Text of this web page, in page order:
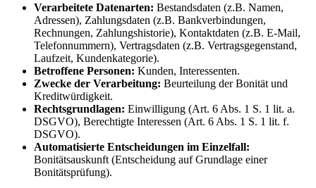
Verarbeitete Datenarten: Bestandsdaten (z.B. Namen,
Adressen), Zahlungsdaten (z.B. Bankverbindungen,
Rechnungen, Zahlungshistorie), Kontaktdaten (z.B. E-Mail,
Telefonnummern), Vertragsdaten (z.B. Vertragsgegenstand,
Laufzeit, Kundenkategorie).
Betroffene Personen: Kunden, Interessenten.
Zwecke der Verarbeitung: Beurteilung der Bonität und
Kreditwürdigkeit.
Rechtsgrundlagen: Einwilligung (Art. 6 Abs. 1 S. 1 lit. a.
DSGVO), Berechtigte Interessen (Art. 6 Abs. 1 S. 1 lit. f.
DSGVO).
Automatisierte Entscheidungen im Einzelfall:
Bonitätsauskunft (Entscheidung auf Grundlage einer
Bonitätsprüfung).